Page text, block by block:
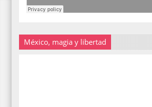
México, magia y libertad